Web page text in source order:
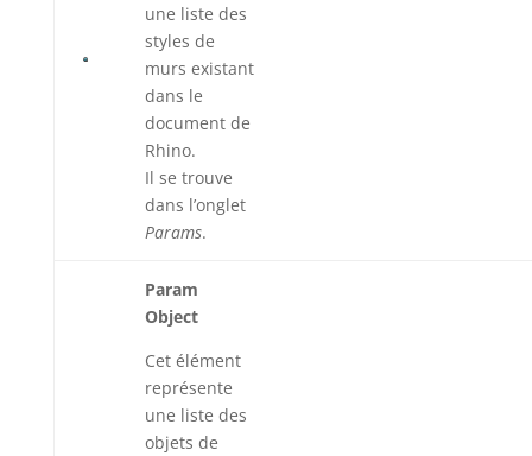
une liste des
styles de
murs existant
dans le
document de
Rhino.
Il se trouve
dans l’onglet
Params.
Param
Object
Cet élément
représente
une liste des
objets de